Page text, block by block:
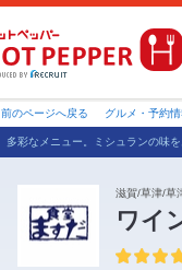
前のページへ戻る グルメ・予約
多彩なメニュー。ミシュランの味
滋賀/草津/草
ワイ